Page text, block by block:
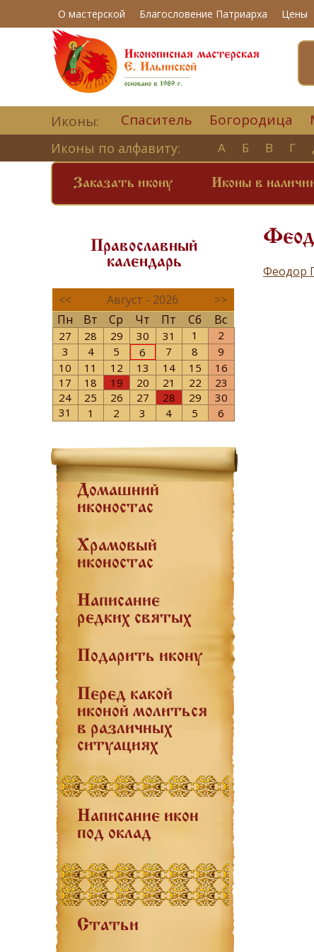
О мастерской Благословение Патриарха Цены
Иконы: Спаситель Богородица
Иконы по алфавиту: А Б В Г
Заказать икону Иконы в
Православный
календарь
<< Август - 2026
>>
Пн
Вт Ср Чт Пт Сб Вс
27 28 29 30 31 1
2
3
4 5 6 7 8
9
10
11 12 13 14 15
16
17
18 19 20 21 22
23
24
25 26 27 28 29
30
31
1 2 3 4 5 6
Домашний
иконостас
Храмовый
иконостас
Написание
редких святых
Подарить икону
Перед какой
иконой молиться
в различных
ситуациях
Написание икон
под оклад
Статьи
Феодор